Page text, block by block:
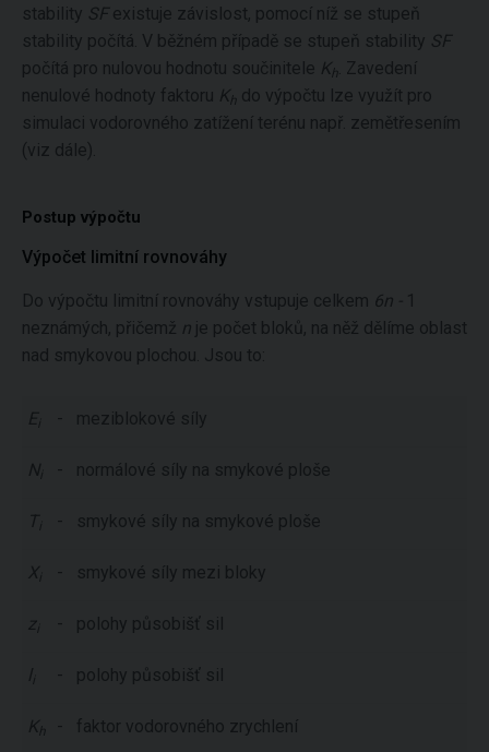
stability SF existuje závislost, pomocí níž se stupeň
stability počítá. V běžném případě se stupeň stability SF
počítá pro nulovou hodnotu součinitele Kh
. Zavedení
nenulové hodnoty faktoru Kh do výpočtu lze využít pro
simulaci vodorovného zatížení terénu např. zemětřesením
(viz dále).
Postup výpočtu
Výpočet limitní rovnováhy
Do výpočtu limitní rovnováhy vstupuje celkem 6n -
1
neznámých, přičemž n je počet bloků, na něž dělíme oblast
nad smykovou plochou. Jsou to:
E - meziblokové síly
N - normálové síly na smykové ploše
T - smykové síly na smykové ploše
X - smykové síly mezi bloky
z - polohy působišť sil
l - polohy působišť sil
Kh - faktor vodorovného zrychlení